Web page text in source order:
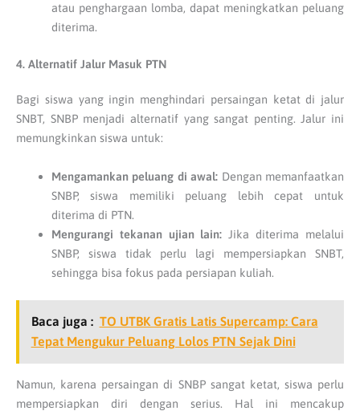
atau penghargaan lomba, dapat meningkatkan peluang
diterima.
4. Alternatif Jalur Masuk PTN
Bagi siswa yang ingin menghindari persaingan ketat di jalur
SNBT, SNBP menjadi alternatif yang sangat penting. Jalur ini
memungkinkan siswa untuk:
Mengamankan peluang di awal: Dengan memanfaatkan
SNBP, siswa memiliki peluang lebih cepat untuk
diterima di PTN.
Mengurangi tekanan ujian lain: Jika diterima melalui
SNBP, siswa tidak perlu lagi mempersiapkan SNBT,
sehingga bisa fokus pada persiapan kuliah.
Baca juga : TO UTBK Gratis Latis Supercamp: Cara
Tepat Mengukur Peluang Lolos PTN Sejak Dini
Namun, karena persaingan di SNBP sangat ketat, siswa perlu
mempersiapkan diri dengan serius. Hal ini mencakup